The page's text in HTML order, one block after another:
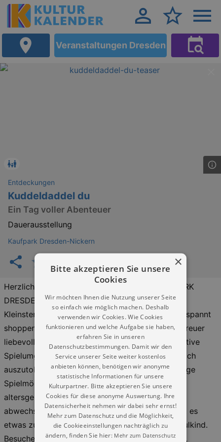
Veranstaltungen Dresden
Entdeckungen
Kuddeldaddel du
Ein Tag voller Abenteuer
Dauerausstellung
Kaufpark Dresden-Nickern
Herzlich willkommen im Kinderland des KAUFPARK
DRESDEN, wo Spiel, Spaß und Betreuung für die
Kleinsten im Mittelpunkt stehen. Während Sie entspannt
shoppen, kümmern sich unsere qualifizierten Betreuer
liebevoll um Ihre Kinder. Unsere sichere und kreative
Spielumgebung bietet Kindern die Möglichkeit, sich
auszutoben und neue Freunde zu finden. Vielfältige
Spielmöglichkeiten, spannende Aktivitäten und
altersgerechte Programme sorgen für
abwechslungsreiche Stunden. Für jedes Kind gibt es
etwas zu entdecken, vom Kleinkind bis zum Schulkind.
Besuchen Sie uns und genießen Sie Ihren Einkauf,
×
Bitte akzeptieren Sie unsere
Cookies
Wir möchten Ihnen die Nutzung unserer Seite
so einfach wie möglich machen. Deshalb
verwenden wir Cookies. Wie Cookies
funktionieren und welche Aufgabe sie haben,
erfahren Sie in unseren
Datenschutzbestimmungen. Damit wir den
Service unserer Seite weiter kostenlos
anbieten können, benötigen wir anonyme
statistische Informationen für unsere
Kulturpartner. Bitte akzeptieren Sie unsere
Cookies für diese anonyme Auswertung. Ihre
Datensicherheit nehmen wir dabei sehr ernst!
Mehr zum Datenschutz und die Möglichkeit,
die Cookieeinstellungen nachträglich zu
ändern, finden Sie hier: Mehr zum Datenschutz